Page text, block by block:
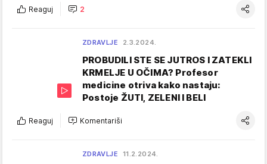
Reaguj 2
ZDRAVLJE 2.3.2024.
PROBUDILI STE SE JUTROS I ZATEKLI
KRMELJE U OČIMA? Profesor
medicine otriva kako nastaju:
Postoje ŽUTI, ZELENI I BELI
Reaguj Komentariši
ZDRAVLJE 11.2.2024.